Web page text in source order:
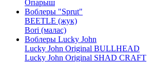
Опарыш
Воблеры "Sprut"
BEETLE (жук)
Bori (малас)
Воблеры Lucky John
Lucky John Original BULLHEAD
Lucky John Original SHAD CRAFT